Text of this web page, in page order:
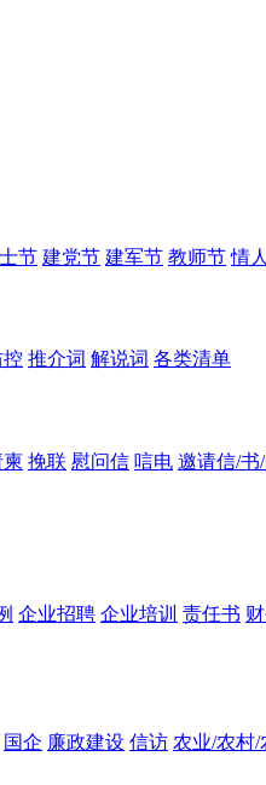
节 建党节 建军节 教师节 情
控 推介词 解说词 各类清单
柬 挽联 慰问信 唁电 邀请信/书
企业招聘 企业培训 责任书
国企 廉政建设 信访 农业/农村/